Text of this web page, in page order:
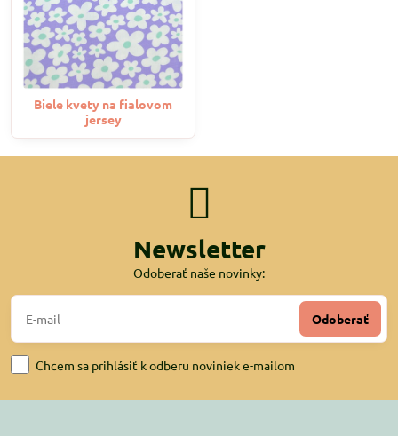
Biele kvety na fialovom
jersey
Newsletter
Odoberať naše novinky:
Odoberať
Chcem sa prihlásiť k odberu noviniek e-mailom